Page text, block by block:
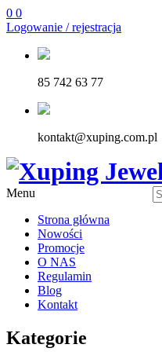
0 0
Logowanie / rejestracja
85 742 63 77
kontakt@xuping.com.pl
Menu
Strona główna
Nowości
Promocje
O NAS
Regulamin
Blog
Kontakt
Kategorie